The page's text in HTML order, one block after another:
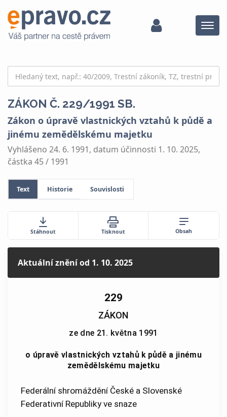
Menu
ZÁKON Č. 229/1991 SB.
Zákon o úpravě vlastnických vztahů k půdě a
jinému zemědělskému majetku
Vyhlášeno 24. 6. 1991, datum účinnosti 1. 10. 2025,
částka 45 / 1991
Text Historie Souvislosti
Stáhnout Tisknout Obsah
Aktuální zněníod 1. 10. 2025
229
ZÁKON
ze dne 21. května 1991
o úpravě vlastnických vztahů k půdě a jinému
zemědělskému majetku
Federální shromáždění České a Slovenské
Federativní Republiky ve snaze